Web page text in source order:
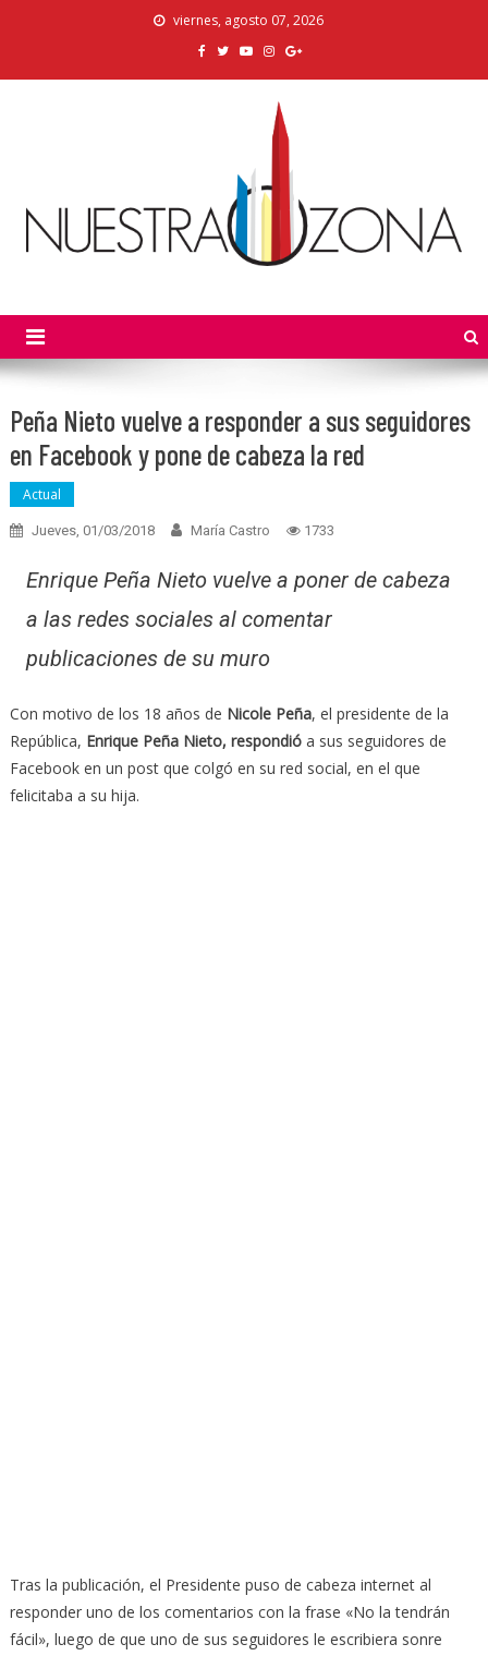
viernes, agosto 07, 2026
Peña Nieto vuelve a responder a sus seguidores
en Facebook y pone de cabeza la red
Actual
Jueves, 01/03/2018 María Castro 1733
Enrique Peña Nieto vuelve a poner de cabeza
a las redes sociales al comentar
publicaciones de su muro
Con motivo de los 18 años de Nicole Peña, el presidente de la
República, Enrique Peña Nieto, respondióa sus seguidores de
Facebook en un post que colgó en su red social, en el que
felicitaba a su hija.
Tras la publicación, el Presidente puso de cabeza internet al
responder uno de los comentarios con la frase «No la tendrán
fácil», luego de que uno de sus seguidores le escribiera sonre